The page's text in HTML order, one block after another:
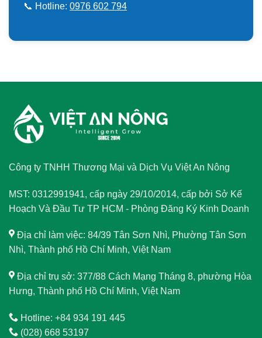
📞 Hotline: 0976 602 794
Công ty TNHH Thương Mại và Dịch Vụ Việt An Nông
MST: 0312991941, cấp ngày 29/10/2014, cấp bởi Sở Kế
Hoạch Và Đầu Tư TP HCM - Phòng Đăng Ký Kinh Doanh
Địa chỉ làm việc: 84/39 Tân Sơn Nhì, Phường Tân Sơn
Nhì, Thành phố Hồ Chí Minh, Việt Nam
Địa chỉ trụ sở: 377/88 Cách Mạng Tháng 8, phường Hòa
Hưng, Thành phố Hồ Chí Minh, Việt Nam
Hotline: +84 934 191 445
(028) 668 53197